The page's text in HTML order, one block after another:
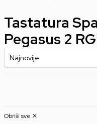
Tastatura
Pegasus 2
Obriši sve